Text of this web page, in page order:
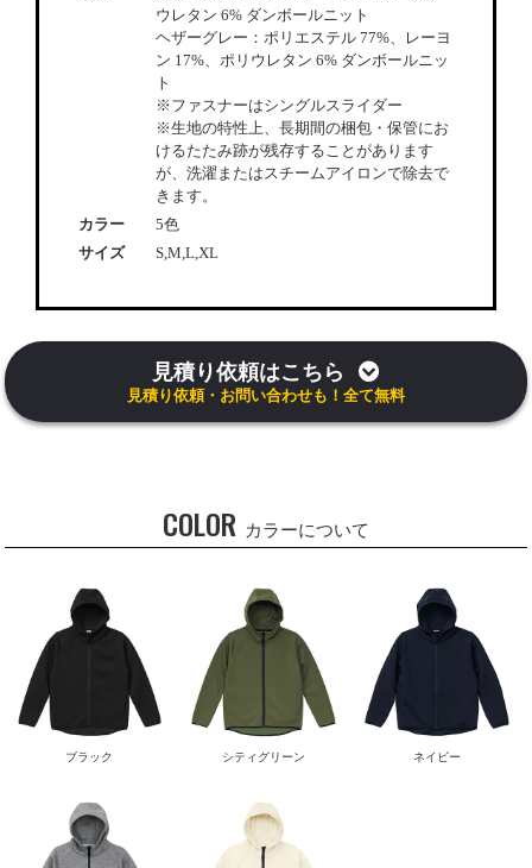
ウレタン 6% ダンボールニット
ヘザーグレー：ポリエステル 77%、レーヨ
ン 17%、ポリウレタン 6% ダンボールニッ
ト
※ファスナーはシングルスライダー
※生地の特性上、長期間の梱包・保管にお
けるたたみ跡が残存することがあります
が、洗濯またはスチームアイロンで除去で
きます。
カラー
5色
サイズ
S,M,L,XL
見積り依頼はこちら
見積り依頼・お問い合わせも！全て無料
COLOR カラーについて
ブラック シティグリーン ネイビー